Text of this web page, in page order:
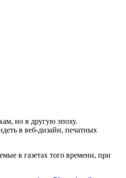
но в другую эпоху.
в веб-дизайн, печатных
в газетах того времени, при